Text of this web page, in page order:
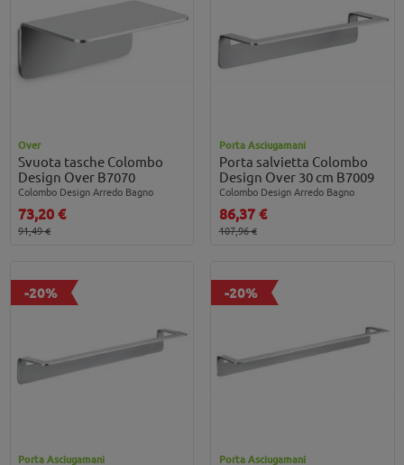
Over
Svuota tasche Colombo
Design Over B7070
Colombo Design Arredo Bagno
73,20 €
91,49 €
Porta Asciugamani
Porta salvietta Colombo
Design Over 30 cm B7009
Colombo Design Arredo Bagno
86,37 €
107,96 €
-20%
Porta Asciugamani
-20%
Porta Asciugamani